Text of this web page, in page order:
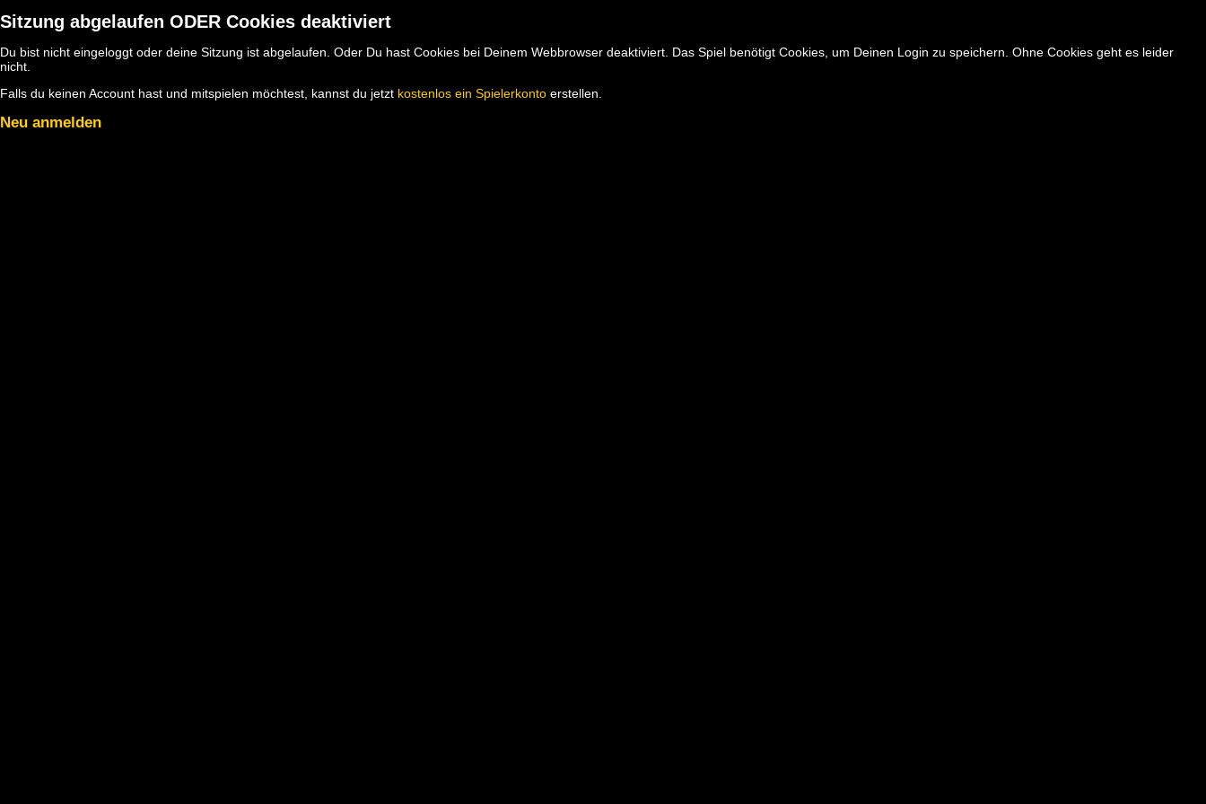
Sitzung abgelaufen ODER Cookies deaktiviert
Du bist nicht eingeloggt oder deine Sitzung ist abgelaufen. Oder Du hast Cookies bei Deinem Webbrowser deaktiviert. Das Spiel benötigt Cookies, um Deinen Login zu speichern. Ohne Cookies geht es leider
nicht.
Falls du keinen Account hast und mitspielen möchtest, kannst du jetzt kostenlos ein Spielerkonto erstellen.
Neu anmelden